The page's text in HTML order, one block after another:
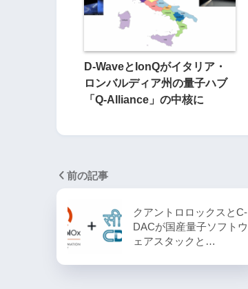
D-WaveとIonQがイタリア・
ロンバルディア州の量子ハブ
「Q-Alliance」の中核に
前の記事
クアントロロックスとC-
DACが国産量子ソフトウ
ェアスタックと…